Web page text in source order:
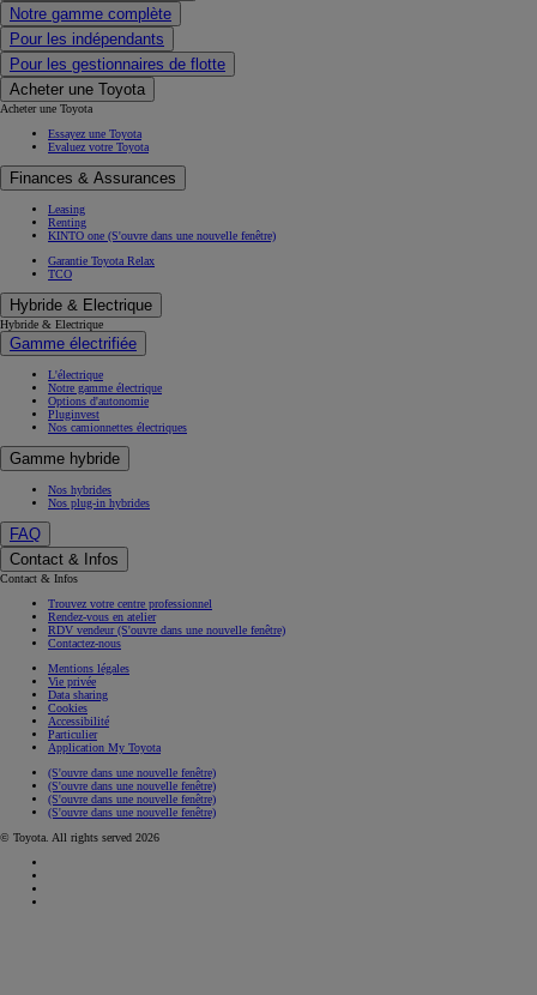
Notre gamme complète
Pour les indépendants
Pour les gestionnaires de flotte
Acheter une Toyota
Acheter une Toyota
Essayez une Toyota
Evaluez votre Toyota
Finances & Assurances
Leasing
Renting
KINTO one (S'ouvre dans une nouvelle fenêtre)
Garantie Toyota Relax
TCO
Hybride & Electrique
Hybride & Electrique
Gamme électrifiée
L'électrique
Notre gamme électrique
Options d'autonomie
Pluginvest
Nos camionnettes électriques
Gamme hybride
Nos hybrides
Nos plug-in hybrides
FAQ
Contact & Infos
Contact & Infos
Trouvez votre centre professionnel
Rendez-vous en atelier
RDV vendeur(S'ouvre dans une nouvelle fenêtre)
Contactez-nous
Mentions légales
Vie privée
Data sharing
Cookies
Accessibilité
Particulier
Application My Toyota
(S'ouvre dans une nouvelle fenêtre)
(S'ouvre dans une nouvelle fenêtre)
(S'ouvre dans une nouvelle fenêtre)
(S'ouvre dans une nouvelle fenêtre)
© Toyota. All rights served 2026